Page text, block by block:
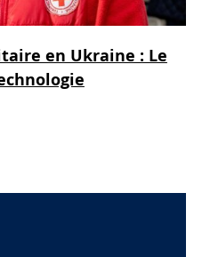
en Ukraine : Le